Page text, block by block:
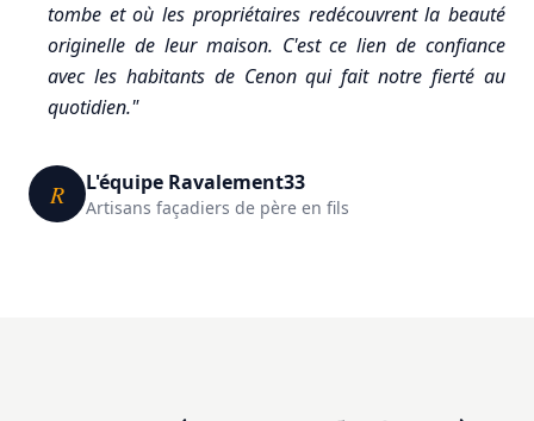
tombe et où les propriétaires redécouvrent la beauté
originelle de leur maison. C'est ce lien de confiance
avec les habitants de Cenon qui fait notre fierté au
quotidien."
R L'équipe Ravalement33
Artisans façadiers de père en fils